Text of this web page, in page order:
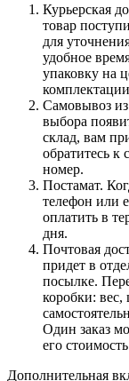
Курьерская
товар
для
удобное
упаковку на
Самовывоз
выбора
склад, вам
обратитесь к
номер.
Постамат.
телефон или
оплатить в
дня.
Почтовая
придет в
посылке.
коробки: вес,
Один заказ
его
Дополнительная